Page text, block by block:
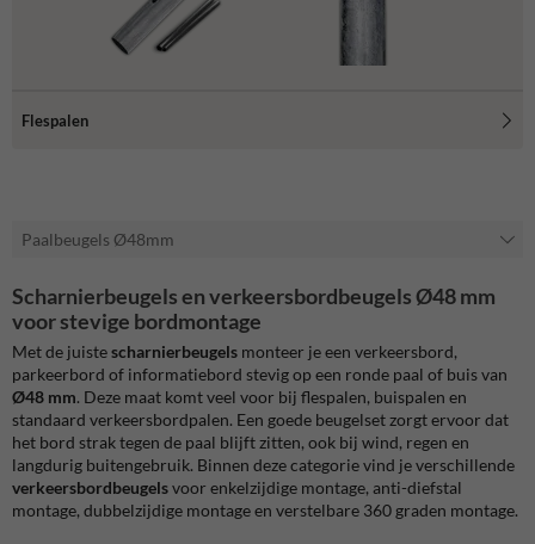
Flespalen
Paalbeugels Ø48mm
Scharnierbeugels en verkeersbordbeugels Ø48 mm
voor stevige bordmontage
Met de juistescharnierbeugels monteer je een verkeersbord,
parkeerbord of informatiebord stevig op een ronde paal of buis van
Ø48 mm. Deze maat komt veel voor bij flespalen, buispalen en
standaard verkeersbordpalen. Een goede beugelset zorgt ervoor dat
het bord strak tegen de paal blijft zitten, ook bij wind, regen en
langdurig buitengebruik. Binnen deze categorie vind je verschillende
verkeersbordbeugelsvoor enkelzijdige montage, anti-diefstal
montage, dubbelzijdige montage en verstelbare 360 graden montage.